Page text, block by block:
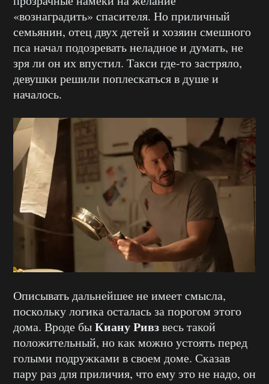
«вознаградить» спасителя. Но приличный
семьянин, отец двух детей и хозяин смешного
пса начал подозревать неладное и думать, не
зря ли он их впустил. Такси где-то застряло,
девушки решили поплескаться в душе и
началось.
Описывать дальнейшее не имеет смысла,
поскольку логика осталась за порогом этого
дома. Вроде быКиану Ривзвесь такой
положительный, но как можно устоять перед
голыми подружками в своем доме. Сказав
пару раз для приличия, что ему это не надо, он